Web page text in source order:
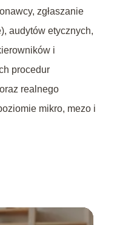
zgłaszanie
audytów etycznych,
i
procedur
realnego
mikro, mezo i